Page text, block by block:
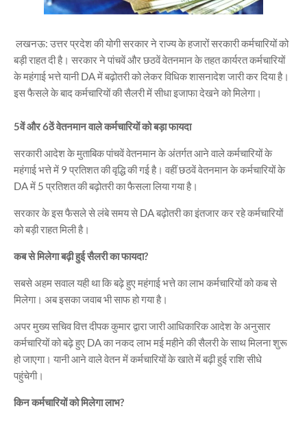
लखनऊ: उत्तर प्रदेश की योगी सरकार ने राज्य के हजारों सरकारी कर्मचारियों को
बड़ी राहत दी है। सरकार ने पांचवें और छठवें वेतनमान के तहत कार्यरत कर्मचारियों
के महंगाई भत्ते यानी DA में बढ़ोतरी को लेकर विधिक शासनादेश जारी कर दिया है।
इस फैसले के बाद कर्मचारियों की सैलरी में सीधा इजाफा देखने को मिलेगा।
5वें और 6ठें वेतनमान वाले कर्मचारियों को बड़ा फायदा
सरकारी आदेश के मुताबिक पांचवें वेतनमान के अंतर्गत आने वाले कर्मचारियों के
महंगाई भत्ते में 9 प्रतिशत की वृद्धि की गई है। वहीं छठवें वेतनमान के कर्मचारियों के
DA में 5 प्रतिशत की बढ़ोतरी का फैसला लिया गया है।
सरकार के इस फैसले से लंबे समय से DA बढ़ोतरी का इंतजार कर रहे कर्मचारियों
को बड़ी राहत मिली है।
कब से मिलेगा बढ़ी हुई सैलरी का फायदा?
सबसे अहम सवाल यही था कि बढ़े हुए महंगाई भत्ते का लाभ कर्मचारियों को कब से
मिलेगा। अब इसका जवाब भी साफ हो गया है।
अपर मुख्य सचिव वित्त दीपक कुमार द्वारा जारी आधिकारिक आदेश के अनुसार
कर्मचारियों को बढ़े हुए DA का नकद लाभ मई महीने की सैलरी के साथ मिलना शुरू
हो जाएगा। यानी आने वाले वेतन में कर्मचारियों के खाते में बढ़ी हुई राशि सीधे
पहुंचेगी।
किन कर्मचारियों को मिलेगा लाभ?